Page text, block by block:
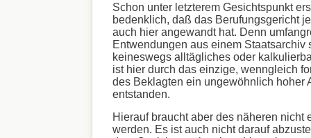
Schon unter letzterem Gesichtspunkt
bedenklich, daß das Berufungsgericht
auch hier angewandt hat. Denn
Entwendungen aus einem Staatsarchiv
keineswegs alltägliches oder
ist hier durch das einzige, wenngleich
des Beklagten ein ungewöhnlich hoher
entstanden.
Hierauf braucht aber des näheren nicht
werden. Es ist auch nicht darauf